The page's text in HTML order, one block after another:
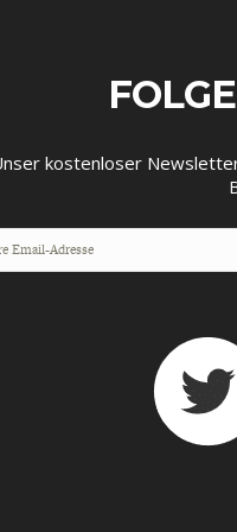
kostenloser